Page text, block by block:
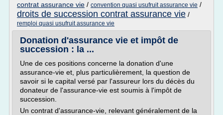
contrat assurance vie / convention quasi usufruit assurance vie /
droits de succession contrat assurance vie /
remploi quasi usufruit assurance vie
Donation d'assurance vie et impôt de
succession : la ...
Une de ces positions concerne la donation d'une
assurance-vie et, plus particulièrement, la question de
savoir si le capital versé par l'assureur lors du décès du
donateur de l'assurance-vie est soumis à l'impôt de
succession.
Un contrat d'assurance-vie, relevant généralement de la